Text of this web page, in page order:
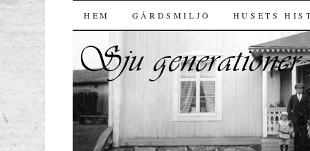
HOPPA TILL INNEHÅLL
HEM GÅRDSMILJÖ HUSETS